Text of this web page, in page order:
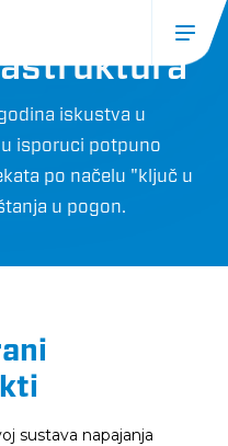
iskustva u
isporuci potpuno
po načelu "ključ u
u pogon.
sustava napajanja